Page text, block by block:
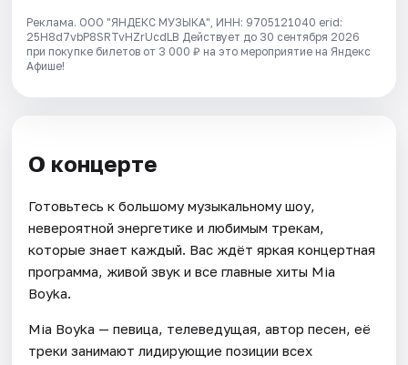
Реклама. ООО "ЯНДЕКС МУЗЫКА", ИНН: 9705121040 erid:
25H8d7vbP8SRTvHZrUcdLB Действует до 30 сентября 2026
при покупке билетов от 3 000 ₽ на это мероприятие на Яндекс
Афише!
О концерте
Готовьтесь к большому музыкальному шоу,
невероятной энергетике и любимым трекам,
которые знает каждый. Вас ждёт яркая концертная
программа, живой звук и все главные хиты Mia
Boyka.
Mia Boyka — певица, телеведущая, автор песен, её
треки занимают лидирующие позиции всех